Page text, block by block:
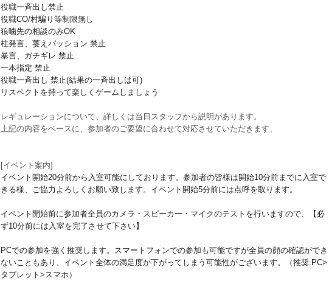
役職一斉出し禁止
役職CO/村騙り等制限無し
狼噛先の相談のみOK
柱発言、萎えパッション 禁止
暴言、ガチギレ 禁止
一本指定 禁止
役職一斉出し 禁止(結果の一斉出しは可)
リスペクトを持って楽しくゲームしましょう
レギュレーションについて、詳しくは当日スタッフから説明があります。
上記の内容をベースに、参加者のご要望に合わせて対応させていただきます、
[イベント案内]
イベント開始20分前から入室可能にしております。参加者の皆様は開始10分前までに入室で
きる様、ご協力よろしくお願い致します。イベント開始5分前には点呼を取ります。
イベント開始前に参加者全員のカメラ・スピーカー・マイクのテストを行いますので、【必
ず10分前には入室を完了させて下さい】
PCでの参加を強く推奨します。スマートフォンでの参加も可能ですが全員の顔の確認ができ
ないこともあり、イベント全体の満足度が下がってしまう可能性がございます。（推奨:PC>
タブレット>スマホ）